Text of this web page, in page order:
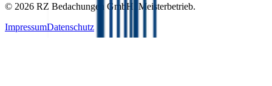
© 2026 RZ Bedachungen GmbH. Meisterbetrieb.
ImpressumDatenschutz